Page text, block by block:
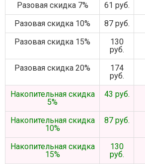
Разовая скидка 7%
61 руб.
Разовая скидка 10%
87 руб.
Разовая скидка 15%
130
руб.
Разовая скидка 20%
174
руб.
Накопительная скидка
5%
43 руб.
Накопительная скидка
10%
87 руб.
Накопительная скидка
15%
130
руб.